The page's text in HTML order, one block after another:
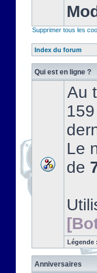
Supprimer tous les
Index du forum
Qui est en ligne ?
Au
Le
de
Légende
Anniversaires